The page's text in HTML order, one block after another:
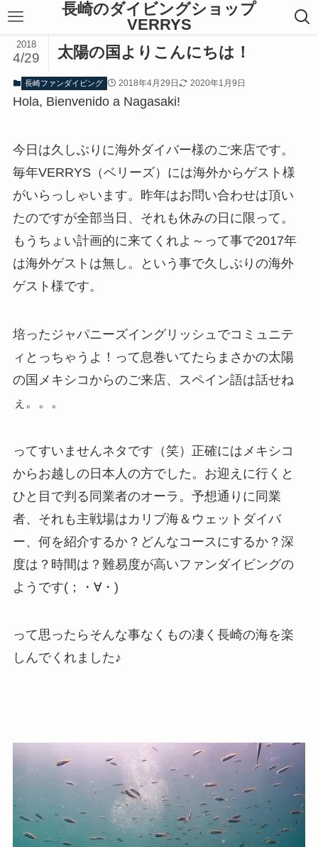
長崎のダイビングショップ
VERRYS
太陽の国よりこんにちは！
2018
4/29
長崎ファンダイビング 2018年4月29日 2020年1月9日
Hola, Bienvenido a Nagasaki!
今日は久しぶりに海外ダイバー様のご来店です。
毎年VERRYS（ベリーズ）には海外からゲスト様
がいらっしゃいます。昨年はお問い合わせは頂い
たのですが全部当日、それも休みの日に限って。
もうちょい計画的に来てくれよ～って事で2017年
は海外ゲストは無し。という事で久しぶりの海外
ゲスト様です。
培ったジャパニーズイングリッシュでコミュニテ
ィとっちゃうよ！って息巻いてたらまさかの太陽
の国メキシコからのご来店、スペイン語は話せね
ぇ。。。
ってすいませんネタです（笑）正確にはメキシコ
からお越しの日本人の方でした。お迎えに行くと
ひと目で判る同業者のオーラ。予想通りに同業
者、それも主戦場はカリブ海＆ウェットダイバ
ー、何を紹介するか？どんなコースにするか？深
度は？時間は？難易度が高いファンダイビングの
ようです(；・∀・)
って思ったらそんな事なくもの凄く長崎の海を楽
しんでくれました♪